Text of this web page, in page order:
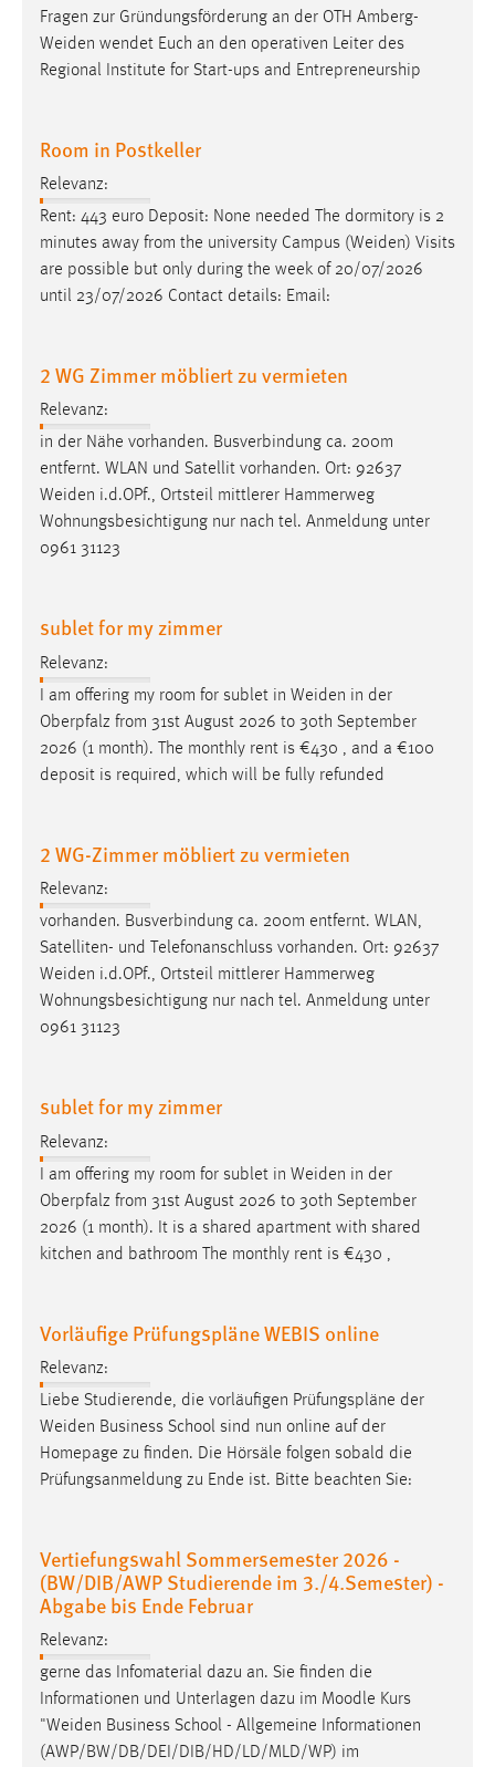
Fragen zur Gründungsförderung an der OTH Amberg-
Weiden wendet Euch an den operativen Leiter des
Regional Institute for Start-ups and Entrepreneurship
Room in Postkeller
Relevanz:
Rent: 443 euro Deposit: None needed The dormitory is 2
minutes away from the university Campus (Weiden) Visits
are possible but only during the week of 20/07/2026
until 23/07/2026 Contact details: Email:
2 WG Zimmer möbliert zu vermieten
Relevanz:
in der Nähe vorhanden. Busverbindung ca. 200m
entfernt. WLAN und Satellit vorhanden. Ort: 92637
Weiden i.d.OPf., Ortsteil mittlerer Hammerweg
Wohnungsbesichtigung nur nach tel. Anmeldung unter
0961 31123
sublet for my zimmer
Relevanz:
I am offering my room for sublet in Weiden in der
Oberpfalz from 31st August 2026 to 30th September
2026 (1 month). The monthly rent is €430 , and a €100
deposit is required, which will be fully refunded
2 WG-Zimmer möbliert zu vermieten
Relevanz:
vorhanden. Busverbindung ca. 200m entfernt. WLAN,
Satelliten- und Telefonanschluss vorhanden. Ort: 92637
Weiden i.d.OPf., Ortsteil mittlerer Hammerweg
Wohnungsbesichtigung nur nach tel. Anmeldung unter
0961 31123
sublet for my zimmer
Relevanz:
I am offering my room for sublet in Weiden in der
Oberpfalz from 31st August 2026 to 30th September
2026 (1 month). It is a shared apartment with shared
kitchen and bathroom The monthly rent is €430 ,
Vorläufige Prüfungspläne WEBIS online
Relevanz:
Liebe Studierende, die vorläufigen Prüfungspläne der
Weiden Business School sind nun online auf der
Homepage zu finden. Die Hörsäle folgen sobald die
Prüfungsanmeldung zu Ende ist. Bitte beachten Sie:
Vertiefungswahl Sommersemester 2026 -
(BW/DIB/AWP Studierende im 3./4.Semester) -
Abgabe bis Ende Februar
Relevanz:
gerne das Infomaterial dazu an. Sie finden die
Informationen und Unterlagen dazu im Moodle Kurs
"Weiden Business School - Allgemeine Informationen
(AWP/BW/DB/DEI/DIB/HD/LD/MLD/WP) im